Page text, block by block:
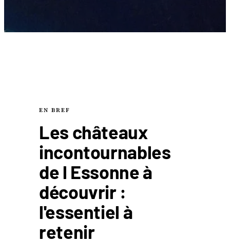
EN BREF
Les châteaux
incontournables
de l Essonne à
découvrir :
l'essentiel à
retenir